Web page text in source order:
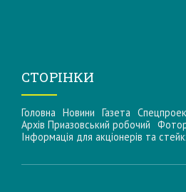
СТОРІНКИ
Головна Новини Газета
Архів Приазовський робочий
Інформацiя для акцiонерiв та